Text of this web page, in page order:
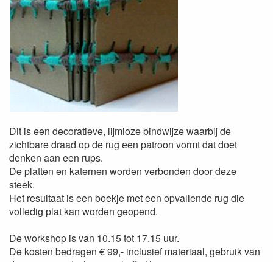
Dit is een decoratieve, lijmloze bindwijze waarbij de
zichtbare draad op de rug een patroon vormt dat doet
denken aan een rups.
De platten en katernen worden verbonden door deze
steek.
Het resultaat is een boekje met een opvallende rug die
volledig plat kan worden geopend.
De workshop is van 10.15 tot 17.15 uur.
De kosten bedragen € 99,- inclusief materiaal, gebruik van